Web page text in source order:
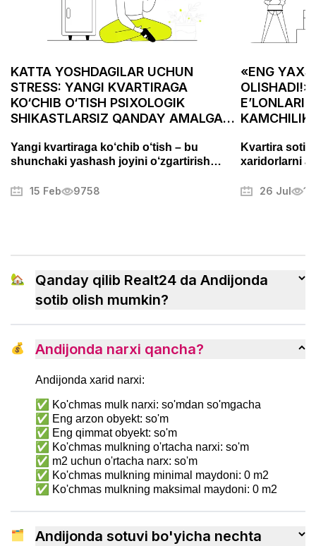
KATTA YOSHDAGILAR UCHUN
STRESS: YANGI KVARTIRAGA
KO‘CHIB O‘TISH PSIXOLOGIK
SHIKASTLARSIZ QANDAY AMALGA
Yangi kvartiraga ko‘chib o‘tish – bu
shunchaki yashash joyini o‘zgartirish
qiladigan muhim bosqichdir. Bu jarayon
qanday samarali tashkil qilish, ortiqcha
xavotirlardan qochish va yangi uyingizga
tezroq ko‘nikish usullarini ko‘rib chiqamiz.
15 Feb 9758
«ENG
Kvartira
xaridorlarni
26 Jul
🏡
Qanday qilib Realt24 da Andijonda
sotib olish mumkin?
💰 Andijonda narxi qancha?
Andijonda xarid narxi:
✅ Ko'chmas mulk narxi: so'mdan so'mgacha
✅ Eng arzon obyekt: so'm
✅ Eng qimmat obyekt: so'm
✅ Ko'chmas mulkning o'rtacha narxi: so'm
✅ m2 uchun o'rtacha narx: so'm
✅ Ko'chmas mulkning minimal maydoni: 0 m2
✅ Ko'chmas mulkning maksimal maydoni: 0 m2
🗂
Andijonda sotuvi bo'yicha nechta